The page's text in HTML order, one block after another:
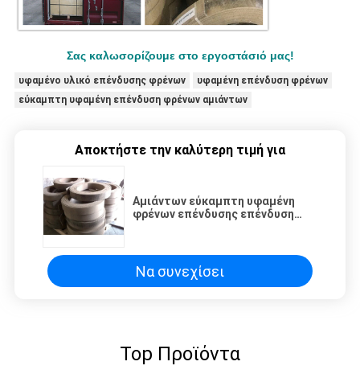
Σας καλωσορίζουμε στο εργοστάσιό μας!
υφαμένο υλικό επένδυσης φρένων
υφαμένη επένδυση φρένων
εύκαμπτη υφαμένη επένδυση φρένων αμιάντων
Αποκτήστε την καλύτερη τιμή για
Αμιάντων εύκαμπτη υφαμένη
φρένων επένδυσης επένδυση
Να συνεχίσει
Top Προϊόντα